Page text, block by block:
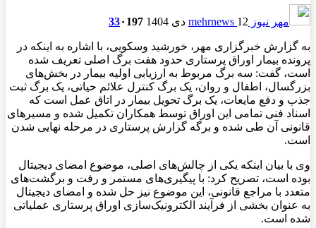
مهر نیوز mehrnews 12 دی 1404 33۰ 197
به گزارش خبرگزاری مهر، خورشید وسکویی، با اشاره به اینکه در
پرونده بیمار اوراق پرستاری حدود هفت برگ اصلی تعریف شده
است، گفت: سه برگ مربوط به ارزیابی اولیه بیمار در بخش‌های
بزرگسال، اطفال و روان، یک برگ کنترل علائم حیاتی، یک برگ ثبت
جذب و دفع مایعات، یک برگ تحویل بیمار در اتاق عمل است که
اسناد فنی تمامی این اوراق توسط همکاران تکمیل شده و مسیرهای
قانونی آن طی شده و برگه گزارش پرستاری در مرحله نهایی شدن
است.
وی با بیان اینکه یکی از چالش‌های اصلی، موضوع امضای دیجیتال
بوده است، تصریح کرد: با پیگیری‌های مستمر و رفت و برگشت‌های
متعدد با مراجع قانونی، این موضوع نیز حل شده و امضای دیجیتال
به عنوان بخشی از فرآیند الکترونیک‌سازی اوراق پرستاری عملیاتی
شده است.